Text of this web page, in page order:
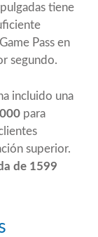
tiene
Pass en
segundo.
incluido una
para
superior.
de 1599